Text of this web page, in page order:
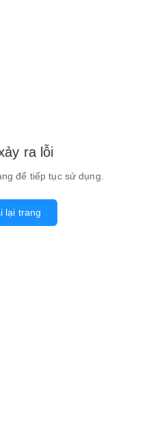
ra lỗi
để tiếp tục sử dụng.
lại trang